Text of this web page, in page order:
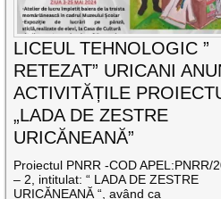
LICEUL TEHNOLOGIC ”
RETEZAT” URICANI
ACTIVITĂȚILE
„LADA DE ZESTRE
URICĂNEANĂ”
Proiectul PNRR -COD APEL:PNRR/
– 2, intitulat: “ LADA DE ZESTRE
URICĂNEANĂ “, având ca